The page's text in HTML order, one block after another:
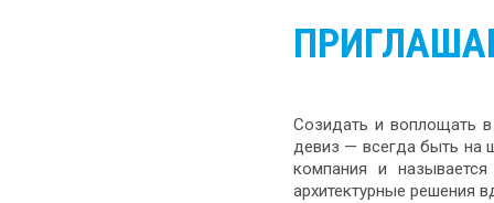
Созидать и воплощать
девиз — всегда быть на
компания и
архитектурные решения